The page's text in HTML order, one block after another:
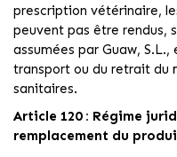
prescription vétérinaire,
peuvent pas être rendus,
assumées par Guaw,
transport ou du retrait du
sanitaires.
Article 120 : Régime
remplacement du